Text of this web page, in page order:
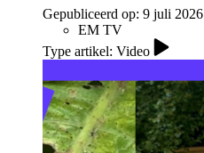
Gepubliceerd op: 9 juli 2026
EM TV
Type artikel: Video